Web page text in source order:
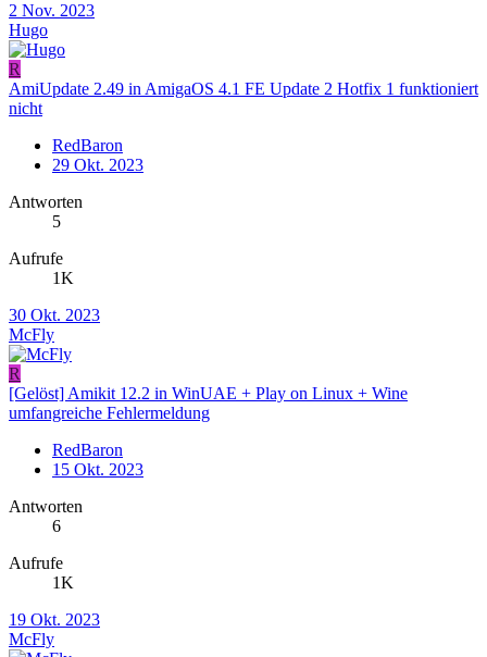
2 Nov. 2023
Hugo
R
AmiUpdate 2.49 in AmigaOS 4.1 FE Update 2 Hotfix 1 funktioniert
nicht
RedBaron
29 Okt. 2023
Antworten
5
Aufrufe
1K
30 Okt. 2023
McFly
R
[Gelöst] Amikit 12.2 in WinUAE + Play on Linux + Wine
umfangreiche Fehlermeldung
RedBaron
15 Okt. 2023
Antworten
6
Aufrufe
1K
19 Okt. 2023
McFly